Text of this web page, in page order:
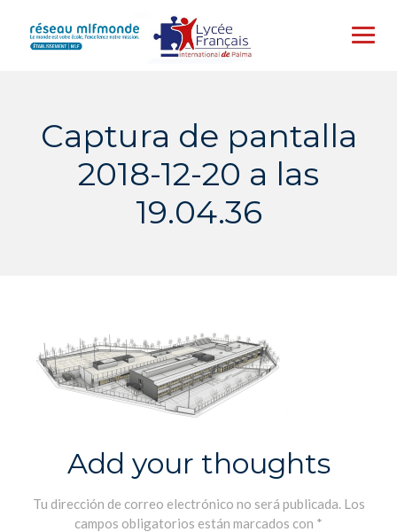
content
Captura de pantalla
2018-12-20 a las
19.04.36
Add your thoughts
Tu dirección de correo electrónico no será publicada. Los
campos obligatorios están marcados con *